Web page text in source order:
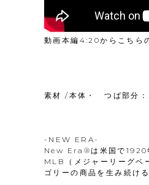
動画本編4:20からこちら
素材 /本体・ つば部分：
-NEW ERA-
New Era®は米国で1920
MLB（メジャーリーグベ
ゴリーの商品を生み続け